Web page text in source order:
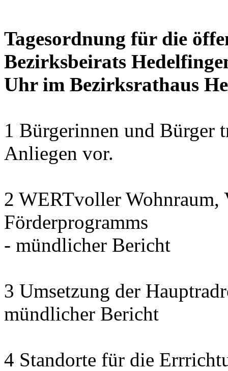
Tagesordnung für die
Bezirksbeirats
Uhr im Bezirksrathaus
1 Bürgerinnen und Bürger
Anliegen vor.
2 WERTvoller Wohnraum,
Förderprogramms
- mündlicher Bericht
3 Umsetzung der
mündlicher Bericht
4 Standorte für die